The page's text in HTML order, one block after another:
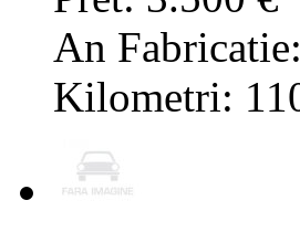
An
Kilometri: